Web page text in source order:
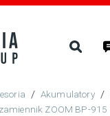
/ Akumulatory/
ZOOM BP-915